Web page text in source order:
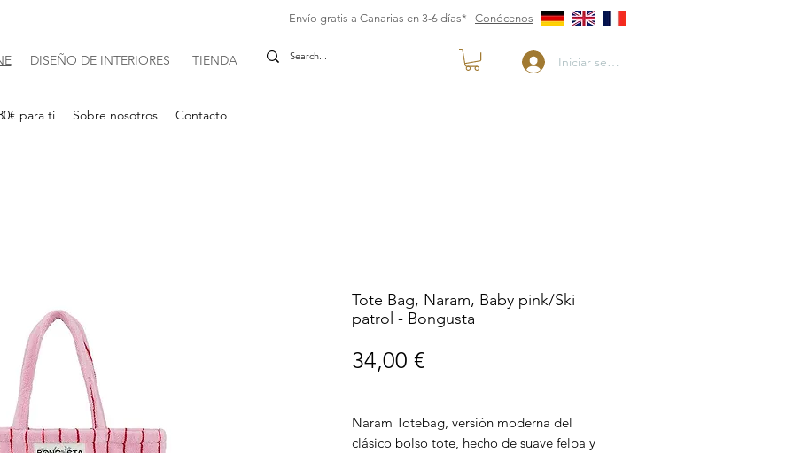
Envío gratis a Canarias en 3-6 días* | Conócenos
DISEÑO DE INTERIORES TIENDA Iniciar sesión
para ti Sobre nosotros Contacto
Tote Bag, Naram, Baby pink/Ski
patrol - Bongusta
34,00 €Precio
Naram Totebag, versión moderna del
clásico bolso tote, hecho de suave felpa y